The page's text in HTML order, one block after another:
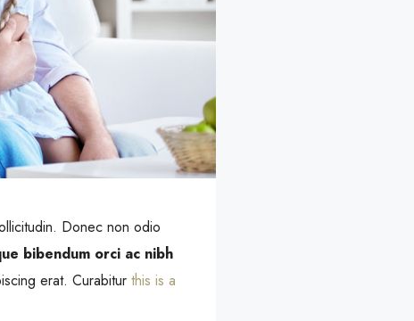
Donec non odio
bibendum orci ac nibh
erat. Curabitur this is a